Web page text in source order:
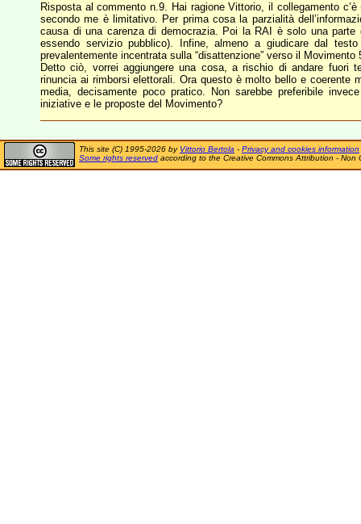
Risposta al commento n.9. Hai ragione Vittorio, il collegamento
secondo me è limitativo. Per prima cosa la parzialità
causa di una carenza di democrazia. Poi la RAI è solo una
essendo servizio pubblico). Infine, almeno a giudicare dal
prevalentemente incentrata sulla “disattenzione” verso il
Detto ciò, vorrei aggiungere una cosa, a rischio di andare fuori
rinuncia ai rimborsi elettorali. Ora questo è molto bello e coerente
media, decisamente poco pratico. Non sarebbe preferibile
iniziative e le proposte del Movimento?
This site (C) 1995-2026 by Vittorio Bertola - Privacy and cookies information
Some rights reserved according to the Creative Commons Attribution - Non